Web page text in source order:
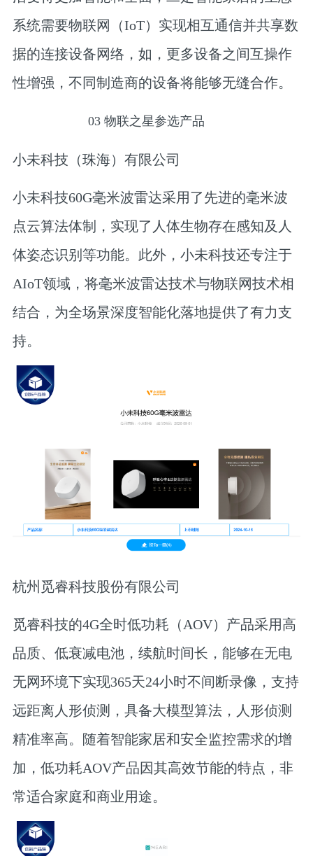
系统需要物联网（IoT）实现相互通信并共享数
据的连接设备网络，如，更多设备之间互操作
性增强，不同制造商的设备将能够无缝合作。
03 物联之星参选产品
小未科技（珠海）有限公司
小未科技60G毫米波雷达采用了先进的毫米波
点云算法体制，实现了人体生物存在感知及人
体姿态识别等功能。此外，小未科技还专注于
AIoT领域，将毫米波雷达技术与物联网技术相
结合，为全场景深度智能化落地提供了有力支
持。
杭州觅睿科技股份有限公司
觅睿科技的4G全时低功耗（AOV）产品采用高
品质、‌低衰减电池，‌续航时间长，能够在无电
无网环境下实现365天24小时不间断录像，‌支持
远距离人形侦测，‌具备大模型算法，‌人形侦测
精准率高。‌随着智能家居和安全监控需求的增
加，‌低功耗AOV产品因其高效节能的特点，‌非
常适合家庭和商业用途。‌